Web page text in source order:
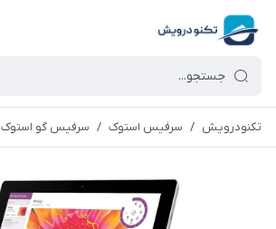
تکنودرویش / سرفیس استوک / سرفیس گو استوک